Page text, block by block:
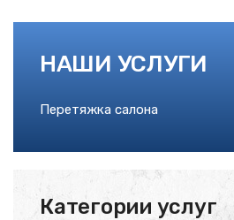
НАШИ УСЛУГИ
Перетяжка салона
Категории услуг